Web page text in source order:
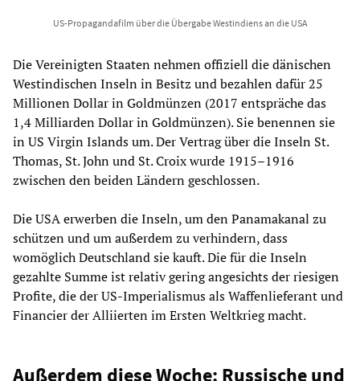
US-Propagandafilm über die Übergabe Westindiens an die USA
Die Vereinigten Staaten nehmen offiziell die dänischen
Westindischen Inseln in Besitz und bezahlen dafür 25
Millionen Dollar in Goldmünzen (2017 entspräche das
1,4 Milliarden Dollar in Goldmünzen). Sie benennen sie
in US Virgin Islands um. Der Vertrag über die Inseln St.
Thomas, St. John und St. Croix wurde 1915–1916
zwischen den beiden Ländern geschlossen.
Die USA erwerben die Inseln, um den Panamakanal zu
schützen und um außerdem zu verhindern, dass
womöglich Deutschland sie kauft. Die für die Inseln
gezahlte Summe ist relativ gering angesichts der riesigen
Profite, die der US-Imperialismus als Waffenlieferant und
Financier der Alliierten im Ersten Weltkrieg macht.
Außerdem diese Woche: Russische und